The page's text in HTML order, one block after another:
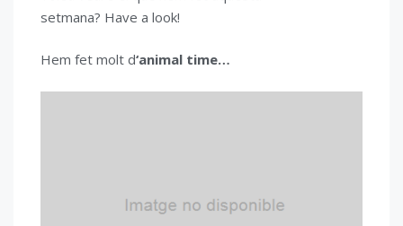
setmana? Have a look!
Hem fet molt d‘animal time…